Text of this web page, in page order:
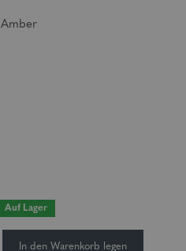
Amber
Auf Lager
In den Warenkorb legen